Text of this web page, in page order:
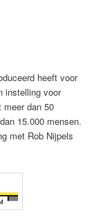
heeft voor
instelling voor
meer dan 50
15.000 mensen.
met Rob Nijpels